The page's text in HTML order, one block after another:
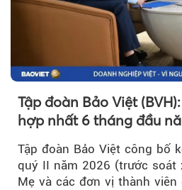
Tập đoàn Bảo Việt
hợp nhất 6 tháng đầu
Tập đoàn Bảo Việt công bố
quý II năm 2026 (trước soát
Mẹ và các đơn vị thành